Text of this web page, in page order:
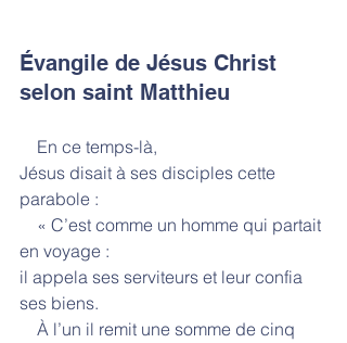
Évangile de Jésus Christ
selon saint Matthieu
    En ce temps-là,
Jésus disait à ses disciples cette
parabole :
en voyage :
il appela ses serviteurs et leur confia
ses biens.